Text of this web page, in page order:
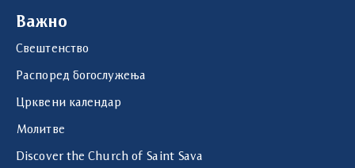
Важно
Свештенство
Распоред богослужења
Црквени календар
Молитве
Discover the Church of Saint Sava